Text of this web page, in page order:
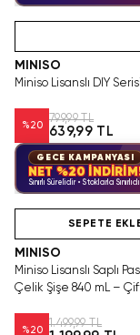
MINISO
Miniso Lisanslı DIY
%20
799,99 TL
639,99 TL
GECE KAMPANYASI
NET %20
Sınırlı Sürelidir • Stoklarla
SEPETE
MINISO
Miniso Lisanslı Saplı
Çelik Şişe 840 mL –
%20
1.499,99 TL